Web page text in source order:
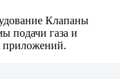
Клапаны
подачи газа и
приложений.